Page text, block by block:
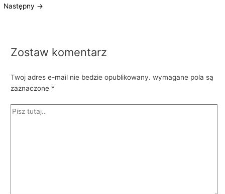
Następny →
Zostaw komentarz
Twoj adres e-mail nie bedzie opublikowany. wymagane pola są
zaznaczone *